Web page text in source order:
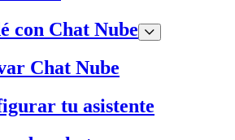
con Chat Nube
Chat Nube
tu asistente